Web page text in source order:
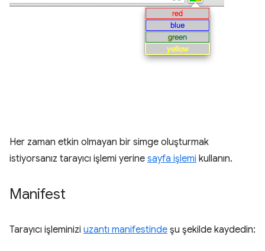
Her zaman etkin olmayan bir simge oluşturmak
istiyorsanız tarayıcı işlemi yerine sayfa işlemi kullanın.
Manifest
Tarayıcı işleminizi uzantı manifestinde şu şekilde kaydedin: